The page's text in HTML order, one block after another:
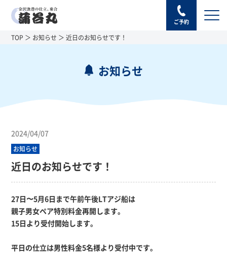
ご予約
TOP お知らせ 近日のお知らせです！
お知らせ
2024/04/07
お知らせ
近日のお知らせです！
27日〜5月6日まで午前午後LTアジ船は
親子男女ペア特別料金再開します。
15日より受付開始します。
平日の仕立は男性料金5名様より受付中です。